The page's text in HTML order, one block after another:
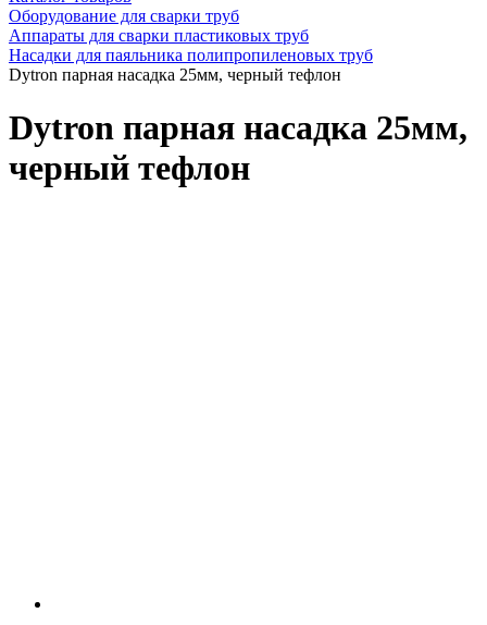
Оборудование для сварки труб
Аппараты для сварки пластиковых труб
Насадки для паяльника полипропиленовых труб
Dytron парная насадка 25мм, черный тефлон
Dytron парная насадка 25мм,
черный тефлон